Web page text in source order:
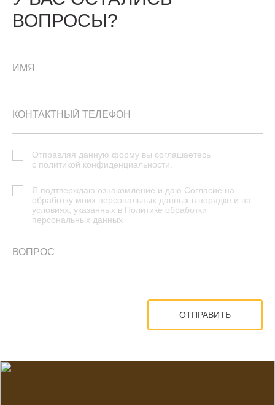
ВОПРОСЫ?
Отправляя данную форму вы соглашаетесь
с политикой конфиденциальности.
Я подтверждаю ознакомление и даю Согласие на
обработку моих персональных данных в порядке и на
условиях, указанных в Политике обработки
персональных данных
ОТПРАВИТЬ